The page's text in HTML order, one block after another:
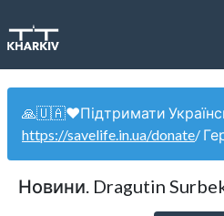
🙏🇺🇦❤️Підтримати
https://savelife.in.ua/donate/
Новини. Dragutin